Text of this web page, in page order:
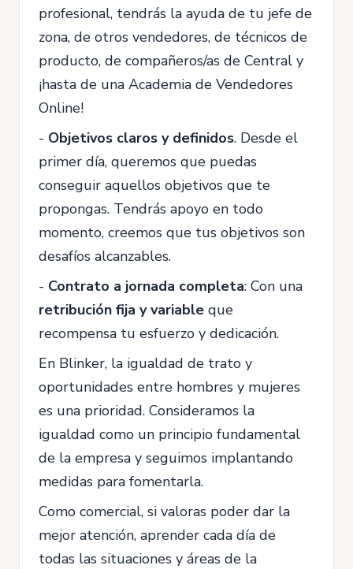
profesional, tendrás la ayuda de tu jefe de
zona, de otros vendedores, de técnicos de
producto, de compañeros/as de Central y
¡hasta de una Academia de Vendedores
Online!
- Objetivos claros y definidos. Desde el
primer día, queremos que puedas
conseguir aquellos objetivos que te
propongas. Tendrás apoyo en todo
momento, creemos que tus objetivos son
desafíos alcanzables.
- Contrato a jornada completa: Con una
retribución fija y variable que
recompensa tu esfuerzo y dedicación.
En Blinker, la igualdad de trato y
oportunidades entre hombres y mujeres
es una prioridad. Consideramos la
igualdad como un principio fundamental
de la empresa y seguimos implantando
medidas para fomentarla.
Como comercial, si valoras poder dar la
mejor atención, aprender cada día de
todas las situaciones y áreas de la